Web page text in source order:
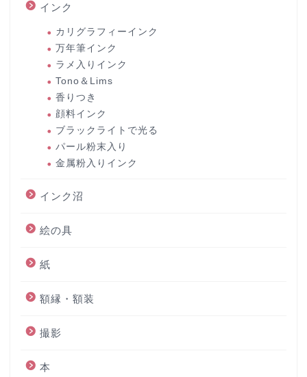
インク
カリグラフィーインク
万年筆インク
ラメ入りインク
Tono＆Lims
香りつき
顔料インク
ブラックライトで光る
パール粉末入り
金属粉入りインク
インク沼
絵の具
紙
額縁・額装
撮影
本